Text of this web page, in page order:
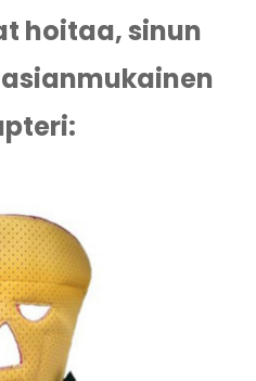
hoitaa, sinun